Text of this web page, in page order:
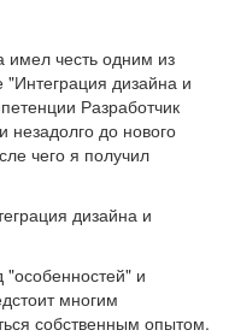
имел честь одним из
дизайна и
Разработчик
незадолго до нового
чего я получил
"особенностей" и
многим
собственным опытом.